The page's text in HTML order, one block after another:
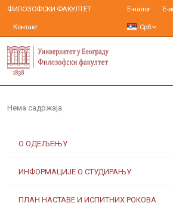
ФИЛОЗОФСКИ ФАКУЛТЕТ
Контакт
Е-налог Е-
Срб
О ОДЕЉЕЊУ
ИНФОРМАЦИЈЕ О СТУДИРАЊУ
ПЛАН НАСТАВЕ И ИСПИТНИХ РОКОВА
Нема садржаја.